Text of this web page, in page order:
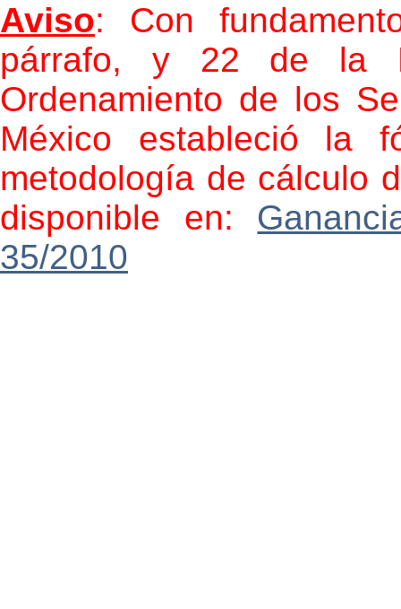
Aviso: Con
párrafo, y 22 de la
Ordenamiento de los
México estableció la
metodología de cálculo
disponible en:
35/2010